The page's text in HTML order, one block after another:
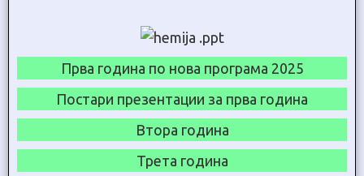
Прва година по нова програма 2025
Постари презентации за прва година
Втора година
Трета година